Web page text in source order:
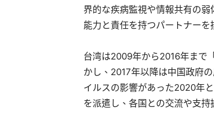
界的な疾病監視や情報共有の
能力と責任を持つパートナーを
台湾は2009年から2016年まで
かし、2017年以降は中国政府
イルスの影響があった2020年
を派遣し、各国との交流や支持